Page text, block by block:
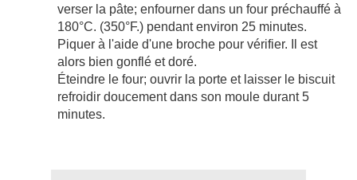
verser la pâte; enfourner dans un four préchauffé à
180°C. (350°F.) pendant environ 25 minutes.
Piquer à l'aide d'une broche pour vérifier. Il est
alors bien gonflé et doré.
Éteindre le four; ouvrir la porte et laisser le biscuit
refroidir doucement dans son moule durant 5
minutes.